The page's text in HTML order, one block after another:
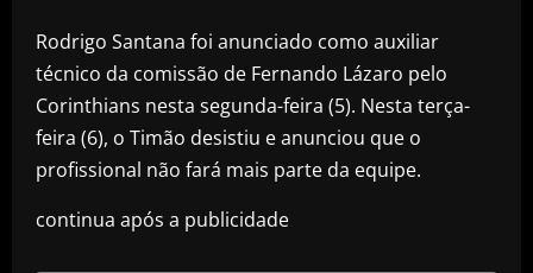
Rodrigo Santana foi anunciado como auxiliar
técnico da comissão de Fernando Lázaro pelo
Corinthians nesta segunda-feira (5). Nesta terça-
feira (6), o Timão desistiu e anunciou que o
profissional não fará mais parte da equipe.
continua após a publicidade